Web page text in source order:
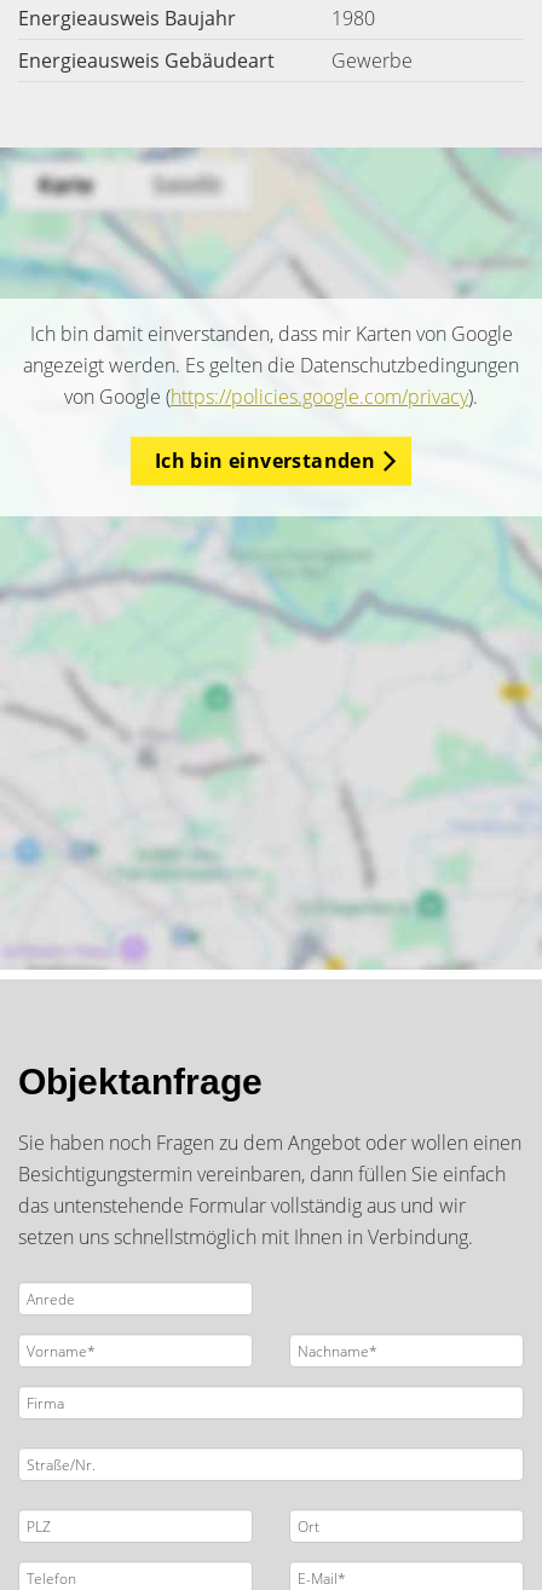
Energieausweis Baujahr
1980
Energieausweis Gebäudeart
Gewerbe
Ich bin damit einverstanden, dass mir Karten von Google
angezeigt werden. Es gelten die Datenschutzbedingungen
von Google (https://policies.google.com/privacy).
Ich bin einverstanden
Objektanfrage
Sie haben noch Fragen zu dem Angebot oder wollen einen
Besichtigungstermin vereinbaren, dann füllen Sie einfach
das untenstehende Formular vollständig aus und wir
setzen uns schnellstmöglich mit Ihnen in Verbindung.